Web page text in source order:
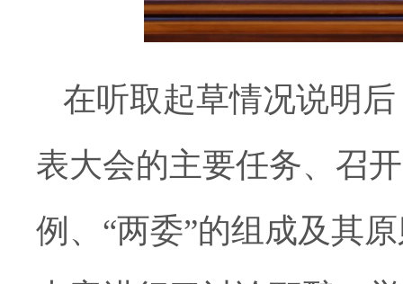
在听取起草情况说明
表大会的主要任务、召
例、“两委”的组成及其